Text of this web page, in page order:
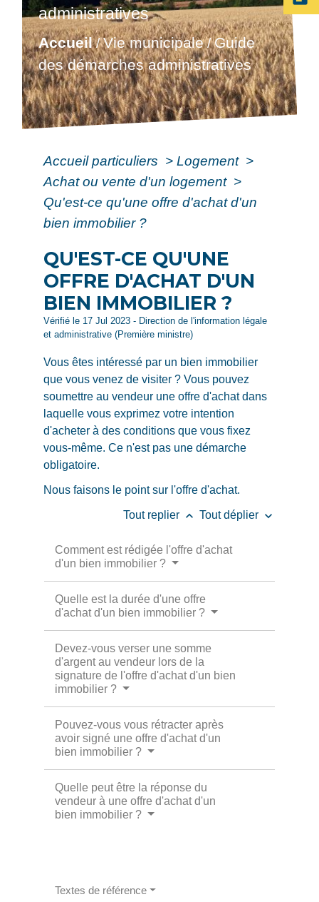
administratives
Accueil/Vie municipale/Guide
des démarches administratives
Accueil particuliers > Logement >
Achat ou vente d'un logement >
Qu'est-ce qu'une offre d'achat d'un
bien immobilier ?
QU'EST-CE QU'UNE
OFFRE D'ACHAT D'UN
BIEN IMMOBILIER ?
Vérifié le 17 Jul 2023 - Direction de l'information légale
et administrative (Première ministre)
Vous êtes intéressé par un bien immobilier
que vous venez de visiter ? Vous pouvez
soumettre au vendeur une offre d'achat dans
laquelle vous exprimez votre intention
d'acheter à des conditions que vous fixez
vous-même. Ce n'est pas une démarche
obligatoire.
Nous faisons le point sur l'offre d'achat.
Tout replier keyboard_arrow_up Tout déplier keyboard_arrow_down
Comment est rédigée l'offre d'achat
d'un bien immobilier ?
Quelle est la durée d'une offre
d'achat d'un bien immobilier ?
Devez-vous verser une somme
d'argent au vendeur lors de la
signature de l'offre d'achat d'un bien
immobilier ?
Pouvez-vous vous rétracter après
avoir signé une offre d'achat d'un
bien immobilier ?
Quelle peut être la réponse du
vendeur à une offre d'achat d'un
bien immobilier ?
Textes de référence